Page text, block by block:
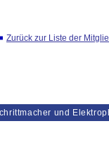
Zurück zur Liste der
und